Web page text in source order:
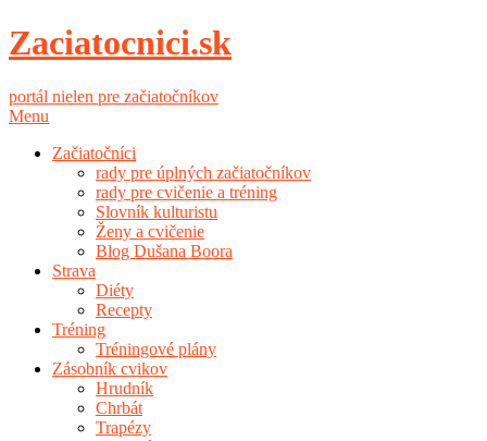
Zaciatocnici.sk
portál nielen pre začiatočníkov
Menu
Začiatočníci
rady pre úplných začiatočníkov
rady pre cvičenie a tréning
Slovník kulturistu
Ženy a cvičenie
Blog Dušana Boora
Strava
Diéty
Recepty
Tréning
Tréningové plány
Zásobník cvikov
Hrudník
Chrbát
Trapézy